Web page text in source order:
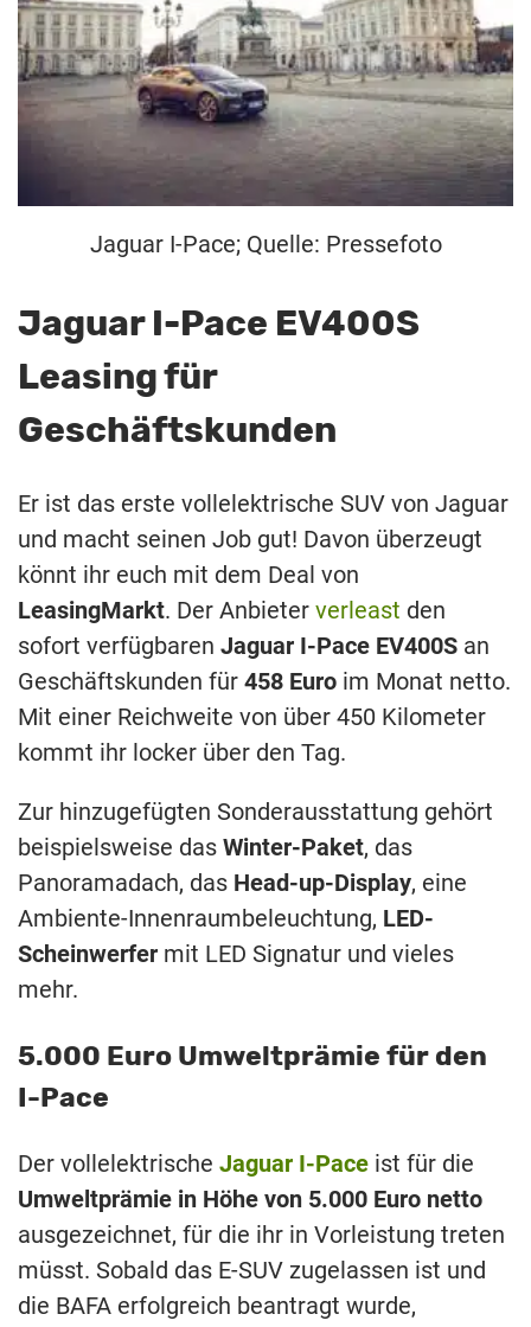
Jaguar I-Pace; Quelle: Pressefoto
Jaguar I-Pace EV400S
Leasing für
Geschäftskunden
Er ist das erste vollelektrische SUV von Jaguar
und macht seinen Job gut! Davon überzeugt
könnt ihr euch mit dem Deal von
LeasingMarkt. Der Anbieter verleast den
sofort verfügbaren Jaguar I-Pace EV400S an
Geschäftskunden für 458 Euro im Monat netto.
Mit einer Reichweite von über 450 Kilometer
kommt ihr locker über den Tag.
Zur hinzugefügten Sonderausstattung gehört
beispielsweise das Winter-Paket, das
Panoramadach, das Head-up-Display, eine
Ambiente-Innenraumbeleuchtung, LED-
Scheinwerfer mit LED Signatur und vieles
mehr.
5.000 Euro Umweltprämie für den
I-Pace
Der vollelektrische Jaguar I-Pace ist für die
Umweltprämie in Höhe von 5.000 Euro netto
ausgezeichnet, für die ihr in Vorleistung treten
müsst. Sobald das E-SUV zugelassen ist und
die BAFA erfolgreich beantragt wurde,